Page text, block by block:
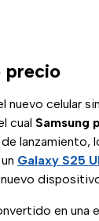
precio
nuevo celular
cual Samsung
lanzamiento,
Galaxy S25
en una